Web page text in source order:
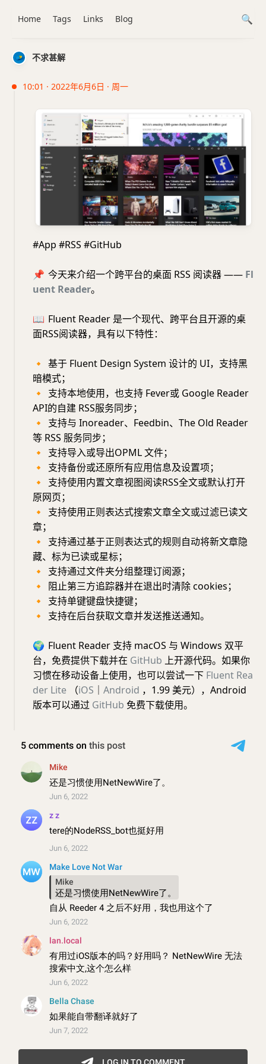
不求甚解
10:01 · 2022年6月6日 · 周一
#App #RSS #GitHub
📌 今天来介绍一个跨平台的桌面 RSS 阅读器 —— Fl
uent Reader。
📖 Fluent Reader 是一个现代、跨平台且开源的桌
面RSS阅读器，具有以下特性：
🔸 基于 Fluent Design System 设计的 UI，支持黑
暗模式；
🔸
支持本地使用，也支持 Fever或 Google Reader
API的自建 RSS服务同步；
🔸
支持与 Inoreader、Feedbin、The Old Reader
等 RSS 服务同步；
🔸
支持导入或导出OPML 文件；
🔸
支持备份或还原所有应用信息及设置项；
🔸
支持使用内置文章视图阅读RSS全文或默认打开
原网页；
🔸
支持使用正则表达式搜索文章全文或过滤已读文
章；
🔸
支持通过基于正则表达式的规则自动将新文章隐
藏、标为已读或星标；
🔸
支持通过文件夹分组整理订阅源；
🔸
阻止第三方追踪器并在退出时清除 cookies；
🔸
支持单键键盘快捷键；
🔸
支持在后台获取文章并发送推送通知。
🌍 Fluent Reader 支持 macOS 与 Windows 双平
台，免费提供下载并在 GitHub 上开源代码。如果你
习惯在移动设备上使用，也可以尝试一下 Fluent Rea
der Lite （iOS Android ，1.99 美元），Android
版本可以通过 GitHub 免费下载使用。
Home Tags Links Blog